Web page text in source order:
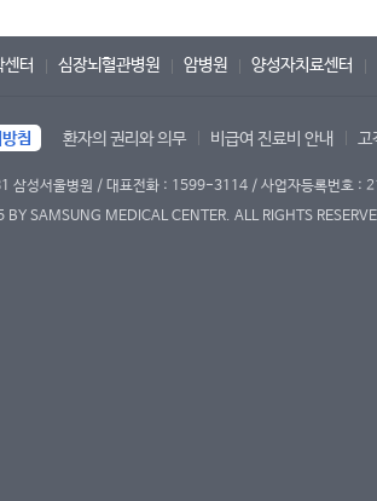
센터 심장뇌혈관병원 암병원 양성자치료센터
침 환자의 권리와 의무 비급여 진료비 안내 고
삼성서울병원 / 대표전화 : 1599-3114 / 사업자등록번호
SAMSUNG MEDICAL CENTER. ALL RIGHTS